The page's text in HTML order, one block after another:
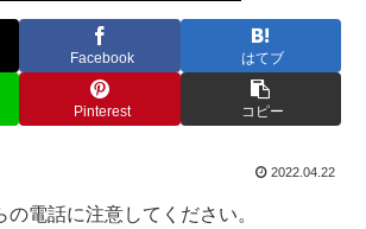
Facebook はてブ
Pinterest コピー
2022.04.22
電話に注意してください。